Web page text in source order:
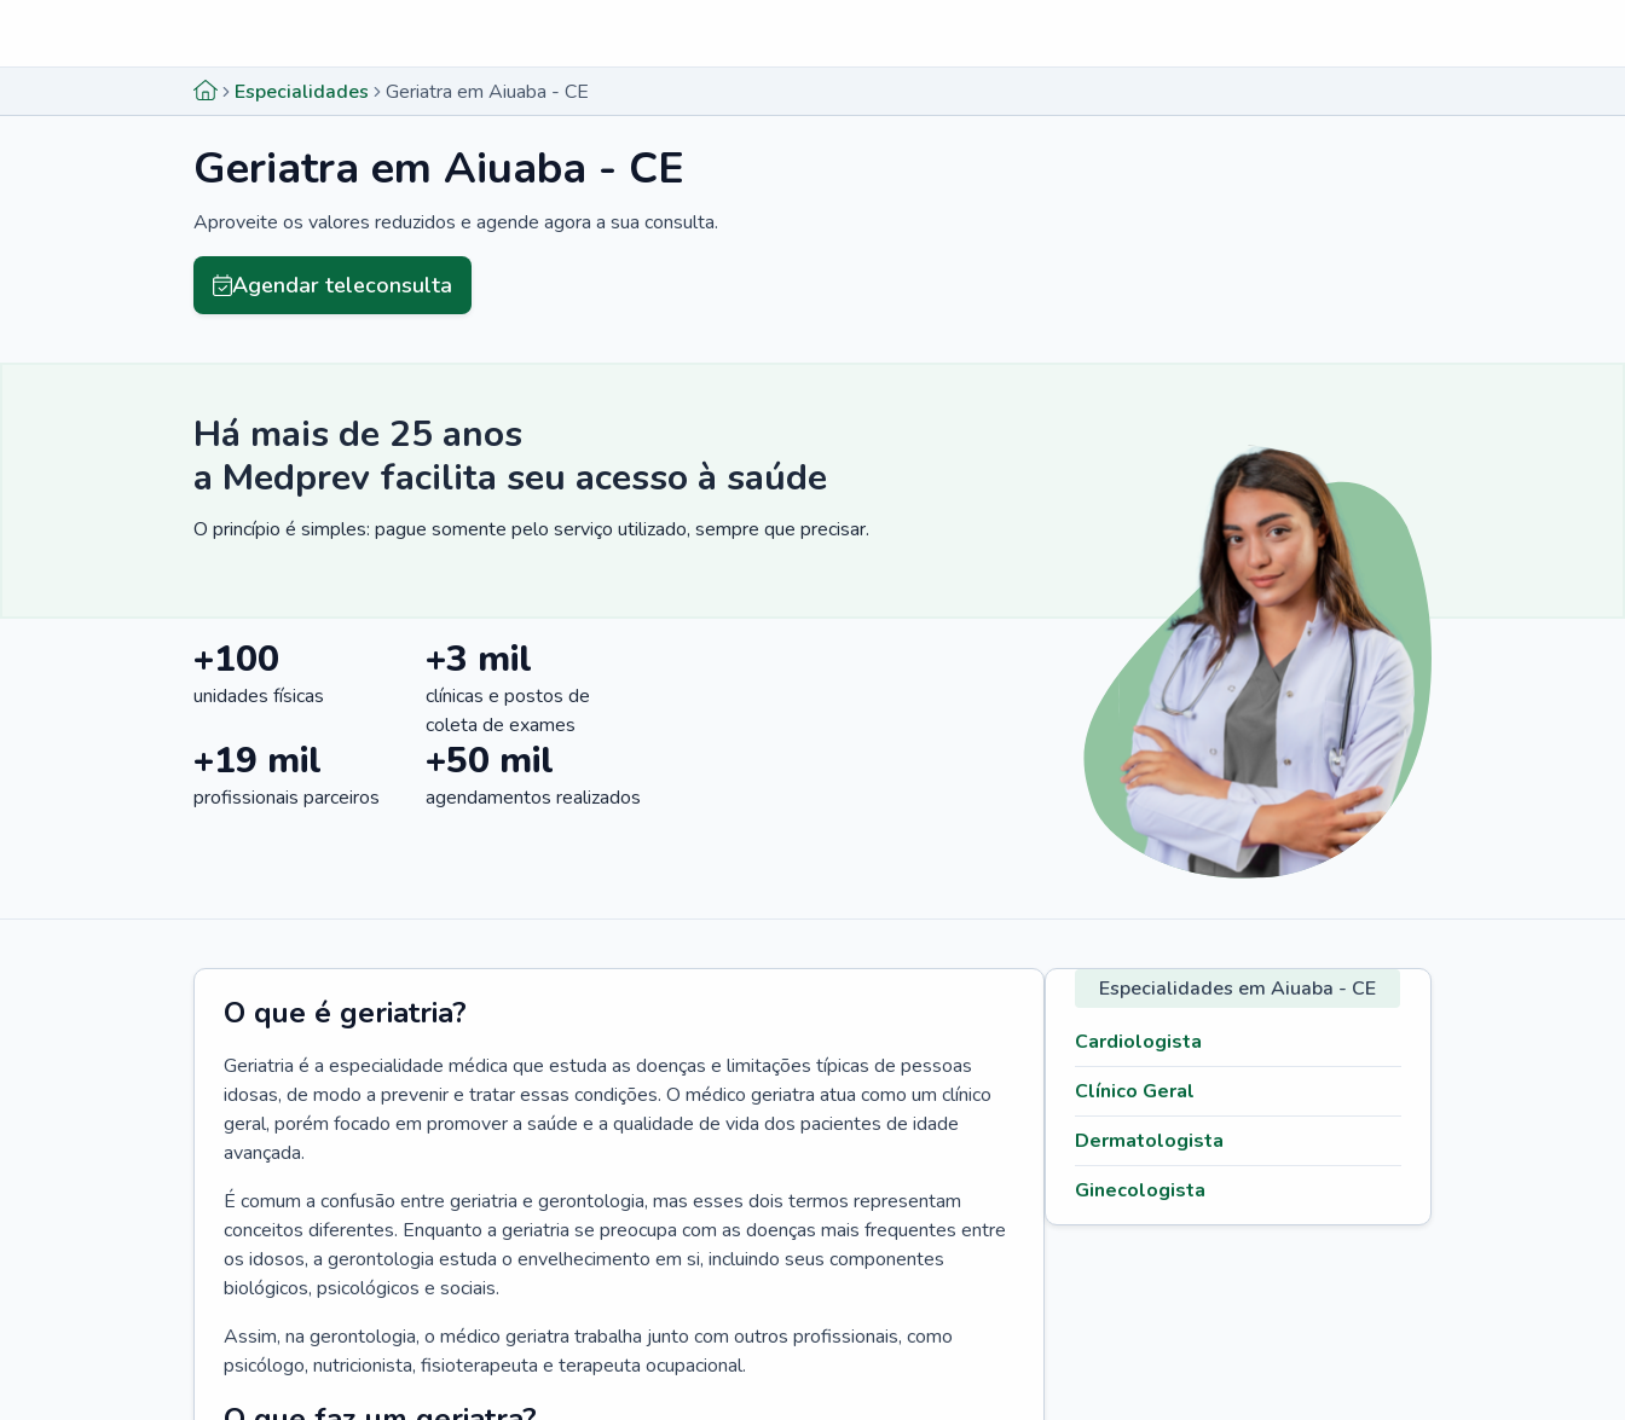
Especialidades Geriatra em Aiuaba - CE
Geriatra em Aiuaba - CE
Aproveite os valores reduzidos e agende agora a sua consulta.
Agendar teleconsulta
Há mais de 25 anos
a Medprev facilita seu acesso à saúde
O princípio é simples: pague somente pelo serviço utilizado, sempre que precisar.
+100
unidades físicas
+3 mil
clínicas e postos de
coleta de exames
+19 mil
profissionais parceiros
+50 mil
agendamentos realizados
O que é geriatria?
Geriatria é a especialidade médica que estuda as doenças e limitações típicas de pessoas
idosas, de modo a prevenir e tratar essas condições. O médico geriatra atua como um clínico
geral, porém focado em promover a saúde e a qualidade de vida dos pacientes de idade
avançada.
É comum a confusão entre geriatria e gerontologia, mas esses dois termos representam
conceitos diferentes. Enquanto a geriatria se preocupa com as doenças mais frequentes entre
os idosos, a gerontologia estuda o envelhecimento em si, incluindo seus componentes
biológicos, psicológicos e sociais.
Assim, na gerontologia, o médico geriatra trabalha junto com outros profissionais, como
psicólogo, nutricionista, fisioterapeuta e terapeuta ocupacional.
Especialidades em Aiuaba - CE
Cardiologista
Clínico Geral
Dermatologista
Ginecologista